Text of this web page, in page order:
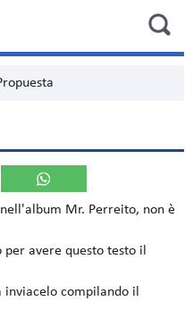
Mr. Perreito, non è
avere questo testo il
inviacelo compilando il